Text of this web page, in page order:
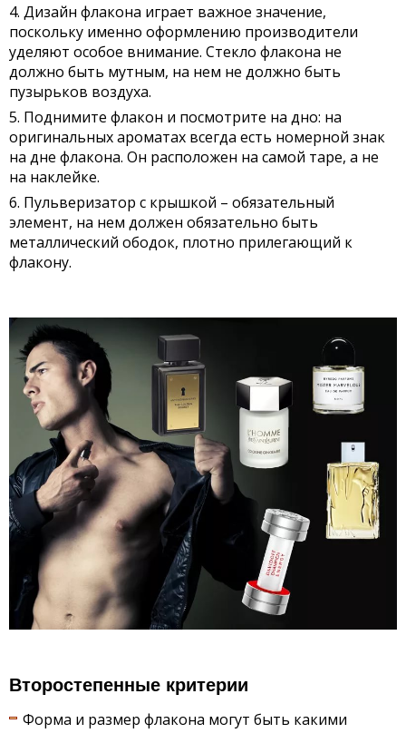
Дизайн флакона играет важное значение,
поскольку именно оформлению производители
уделяют особое внимание. Стекло флакона не
должно быть мутным, на нем не должно быть
пузырьков воздуха.
Поднимите флакон и посмотрите на дно: на
оригинальных ароматах всегда есть номерной знак
на дне флакона. Он расположен на самой таре, а не
на наклейке.
Пульверизатор с крышкой – обязательный
элемент, на нем должен обязательно быть
металлический ободок, плотно прилегающий к
флакону.
Второстепенные критерии
Форма и размер флакона могут быть какими